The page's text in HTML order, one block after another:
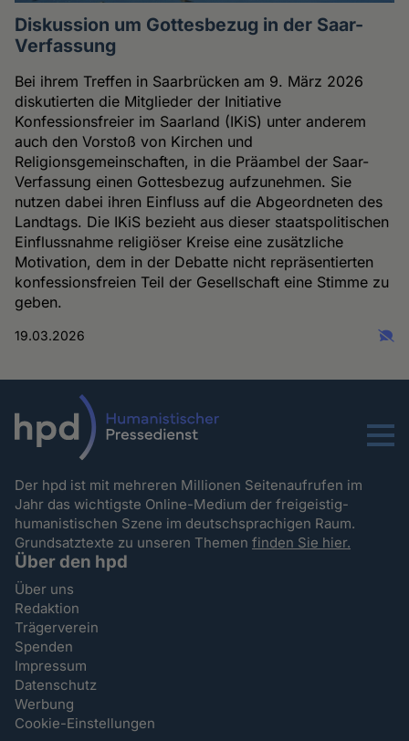
Diskussion um Gottesbezug in der Saar-
Verfassung
Bei ihrem Treffen in Saarbrücken am 9. März 2026
diskutierten die Mitglieder der Initiative
Konfessionsfreier im Saarland (IKiS) unter anderem
auch den Vorstoß von Kirchen und
Religionsgemeinschaften, in die Präambel der Saar-
Verfassung einen Gottesbezug aufzunehmen. Sie
nutzen dabei ihren Einfluss auf die Abgeordneten des
Landtags. Die IKiS bezieht aus dieser staatspolitischen
Einflussnahme religiöser Kreise eine zusätzliche
Motivation, dem in der Debatte nicht repräsentierten
konfessionsfreien Teil der Gesellschaft eine Stimme zu
geben.
19.03.2026
Menu
Der hpd ist mit mehreren Millionen Seitenaufrufen im
Jahr das wichtigste Online-Medium der freigeistig-
humanistischen Szene im deutschsprachigen Raum.
Grundsatztexte zu unseren Themenfinden Sie hier.
Über den hpd
Über uns
Redaktion
Trägerverein
Spenden
Impressum
Datenschutz
Werbung
Cookie-Einstellungen